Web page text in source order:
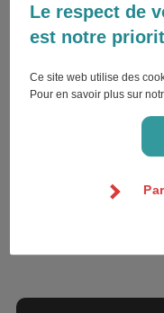
Attention à la
Le respect de
est notre
Ce site web utilise des
Pour en savoir plus sur